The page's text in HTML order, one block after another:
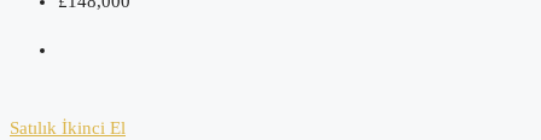
Satılık İkinci El